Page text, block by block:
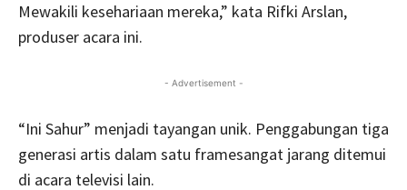
Mewakili kesehariaan mereka,” kata Rifki Arslan,
produser acara ini.
- Advertisement -
“Ini Sahur” menjadi tayangan unik. Penggabungan tiga
generasi artis dalam satu framesangat jarang ditemui
di acara televisi lain.